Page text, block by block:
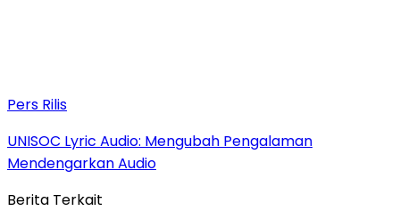
Pers Rilis
UNISOC Lyric Audio: Mengubah Pengalaman
Mendengarkan Audio
Berita Terkait